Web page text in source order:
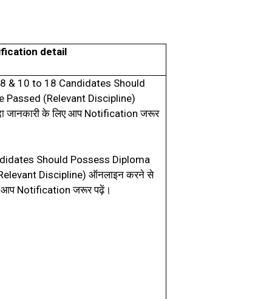
detail
& 10 to 18 Candidates Should
Passed (Relevant Discipline)
जानकारी के लिए आप Notificationजरूर
Should Possess Diploma
Discipline)ऑनलाइन करने से
आप Notificationजरूर पढ़ें।